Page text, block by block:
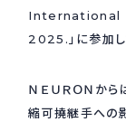
企業情報
International
2025.」に参加し
ＮＥＵＲＯＮか
縮可撓継手への